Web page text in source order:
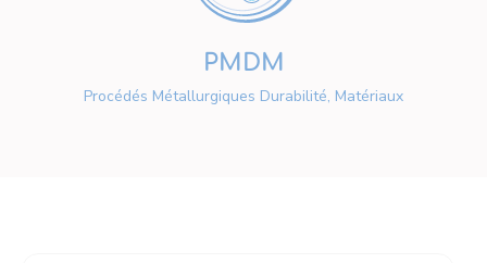
PMDM
Procédés Métallurgiques Durabilité, Matériaux